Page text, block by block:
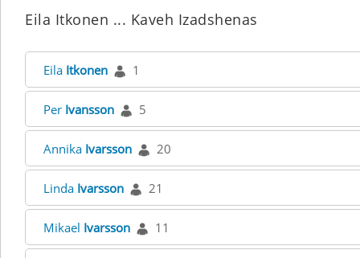
Eila Itkonen ... Kaveh Izadshenas
Eila Itkonen 1
Per Ivansson 5
Annika Ivarsson 20
Linda Ivarsson 21
Mikael Ivarsson 11